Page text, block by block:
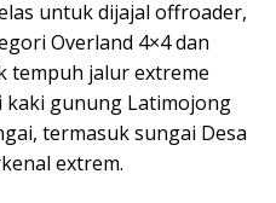
untuk dijajal offroader,
Overland 4×4 dan
tempuh jalur extreme
kaki gunung Latimojong
termasuk sungai Desa
extrem.